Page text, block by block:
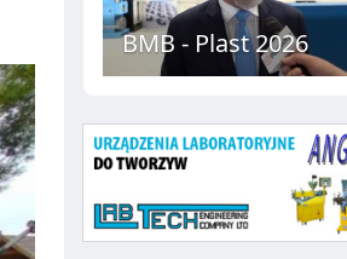
BMB - Plast 2026